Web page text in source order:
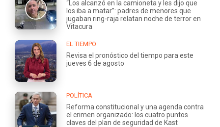
“Los alcanzó en la camioneta y les dijo que
los iba a matar”: padres de menores que
jugaban ring-raja relatan noche de terror en
Vitacura
EL TIEMPO
Revisa el pronóstico del tiempo para este
jueves 6 de agosto
POLÍTICA
Reforma constitucional y una agenda contra
el crimen organizado: los cuatro puntos
claves del plan de seguridad de Kast